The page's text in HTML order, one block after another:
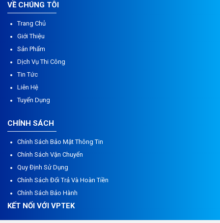
VỀ CHÚNG TÔI
Trang Chủ
Giới Thiệu
Sản Phẩm
Dịch Vụ Thi Công
Tin Tức
Liên Hệ
Tuyển Dụng
CHÍNH SÁCH
Chính Sách Bảo Mật Thông Tin
Chính Sách Vận Chuyển
Quy Định Sử Dụng
Chính Sách Đổi Trả Và Hoàn Tiền
Chính Sách Bảo Hành
KẾT NỐI VỚI VPTEK